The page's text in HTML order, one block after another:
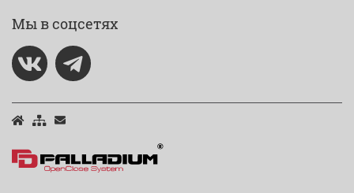
Мы в соцсетях